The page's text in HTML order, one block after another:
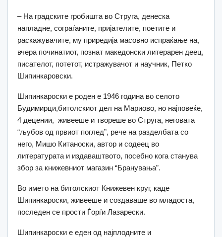
– На градските гробишта во Струга, денеска
напладне, сограѓаните, пријателите, поетите и
раскажувачите, му приредија масовно испраќање на,
вчера починатиот, познат македонски литерарен деец,
писателот, потетот, истражувачот и научник, Петко
Шипинкаровски.
Шипинкароски е роден е 1946 година во селото
Будимирци,битолскиот дел на Мариово, но најповеќе,
4 децении, живееше и твореше во Струга, неговата
“љубов од првиот поглед”, рече на разделбата со
него, Мишо Китаноски, автор и содеец во
литературата и издаваштвото, посебно кога станува
збор за книжевниот магазин “Бранувања”.
Во името на битолскиот Книжевен круг, каде
Шипинкароски, живееше и создаваше во младоста,
последен се прости Ѓорѓи Лазарески.
Шипинкароски е еден од најплодните и